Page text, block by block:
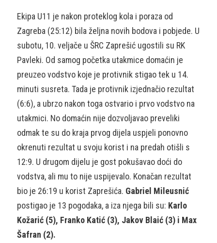
Ekipa U11 je nakon proteklog kola i poraza od
Zagreba (25:12) bila željna novih bodova i pobjede. U
subotu, 10. veljače u ŠRC Zaprešić ugostili su RK
Pavleki. Od samog početka utakmice domaćin je
preuzeo vodstvo koje je protivnik stigao tek u 14.
minuti susreta. Tada je protivnik izjednačio rezultat
(6:6), a ubrzo nakon toga ostvario i prvo vodstvo na
utakmici. No domaćin nije dozvoljavao preveliki
odmak te su do kraja prvog dijela uspjeli ponovno
okrenuti rezultat u svoju korist i na predah otišli s
12:9. U drugom dijelu je gost pokušavao doći do
vodstva, ali mu to nije uspijevalo. Konačan rezultat
bio je 26:19 u korist Zaprešića. Gabriel Mileusnić
postigao je 13 pogodaka, a iza njega bili su: Karlo
Kožarić (5), Franko Katić (3), Jakov Blaić (3) i Max
Šafran (2).